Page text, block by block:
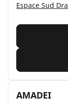
AMADEI